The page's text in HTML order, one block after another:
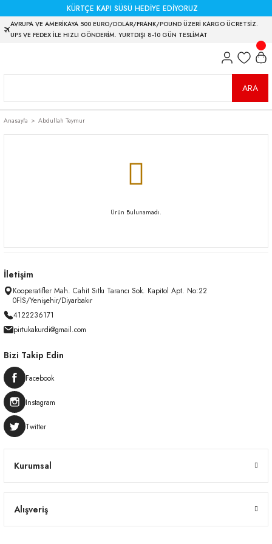
KÜRTÇE KAPI SÜSÜ HEDİYE EDİYORUZ
AVRUPA VE AMERİKAYA 500 EURO/DOLAR/FRANK/POUND ÜZERİ KARGO ÜCRETSİZ.
UPS VE FEDEX İLE HIZLI GÖNDERİM. YURTDIŞI 8-10 GÜN TESLİMAT
ARA
Anasayfa Abdullah Teymur
Ürün Bulunamadı.
İletişim
Kooperatifler Mah. Cahit Sıtkı Tarancı Sok. Kapitol Apt. No:22
0FİS/Yenişehir/Diyarbakır
4122236171
pirtukakurdi@gmail.com
Kurumsal
Alışveriş
Bizi Takip Edin
Facebook
Instagram
Twitter